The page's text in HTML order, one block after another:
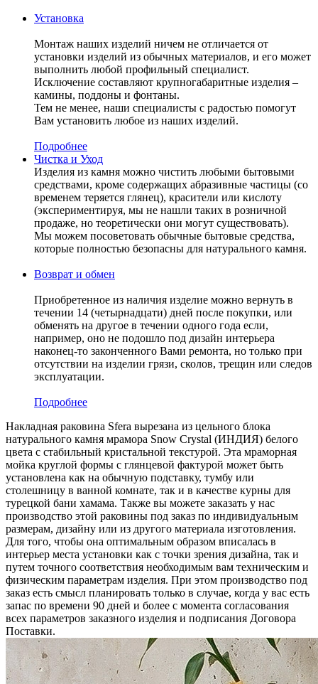
Установка
Монтаж наших изделий ничем не отличается от
установки изделий из обычных материалов, и его может
выполнить любой профильный специалист.
Исключение составляют крупногабаритные изделия –
камины, поддоны и фонтаны.
Тем не менее, наши специалисты с радостью помогут
Вам установить любое из наших изделий.
Подробнее
Чистка и Уход
Изделия из камня можно чистить любыми бытовыми
средствами, кроме содержащих абразивные частицы (со
временем теряется глянец), красители или кислоту
(экспериментируя, мы не нашли таких в розничной
продаже, но теоретически они могут существовать).
Мы можем посоветовать обычные бытовые средства,
которые полностью безопасны для натурального камня.
Возврат и обмен
Приобретенное из наличия изделие можно вернуть в
течении 14 (четырнадцати) дней после покупки, или
обменять на другое в течении одного года если,
например, оно не подошло под дизайн интерьера
наконец-то законченного Вами ремонта, но только при
отсутствии на изделии грязи, сколов, трещин или следов
эксплуатации.
Подробнее
Накладная раковина Sfera вырезана из цельного блока
натурального камня мрамора Snow Crystal (ИНДИЯ) белого
цвета c стабильный кристальной текстурой. Эта мраморная
мойка круглой формы с глянцевой фактурой может быть
установлена как на обычную подставку, тумбу или
столешницу в ванной комнате, так и в качестве курны для
турецкой бани хамама. Также вы можете заказать у нас
производство этой раковины под заказ по индивидуальным
размерам, дизайну или из другого материала изготовления.
Для того, чтобы она оптимальным образом вписалась в
интерьер места установки как с точки зрения дизайна, так и
путем точного соответствия необходимым вам техническим и
физическим параметрам изделия. При этом производство под
заказ есть смысл планировать только в случае, когда у вас есть
запас по времени 90 дней и более с момента согласования
всех параметров заказного изделия и подписания Договора
Поставки.